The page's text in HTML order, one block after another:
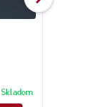
Skladom